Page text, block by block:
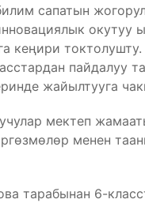
сапатын
окутуу
кеңири
пайдалуу
жайылтууга
мектеп
менен
тарабынан 6-